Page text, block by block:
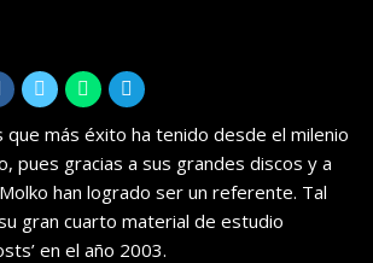
que más éxito ha tenido desde el milenio
pues gracias a sus grandes discos y a
han logrado ser un referente. Tal
gran cuarto material de estudio
en el año 2003.